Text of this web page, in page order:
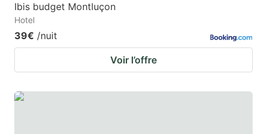
Ibis budget Montluçon
Hotel
39€ /nuit
Voir l’offre